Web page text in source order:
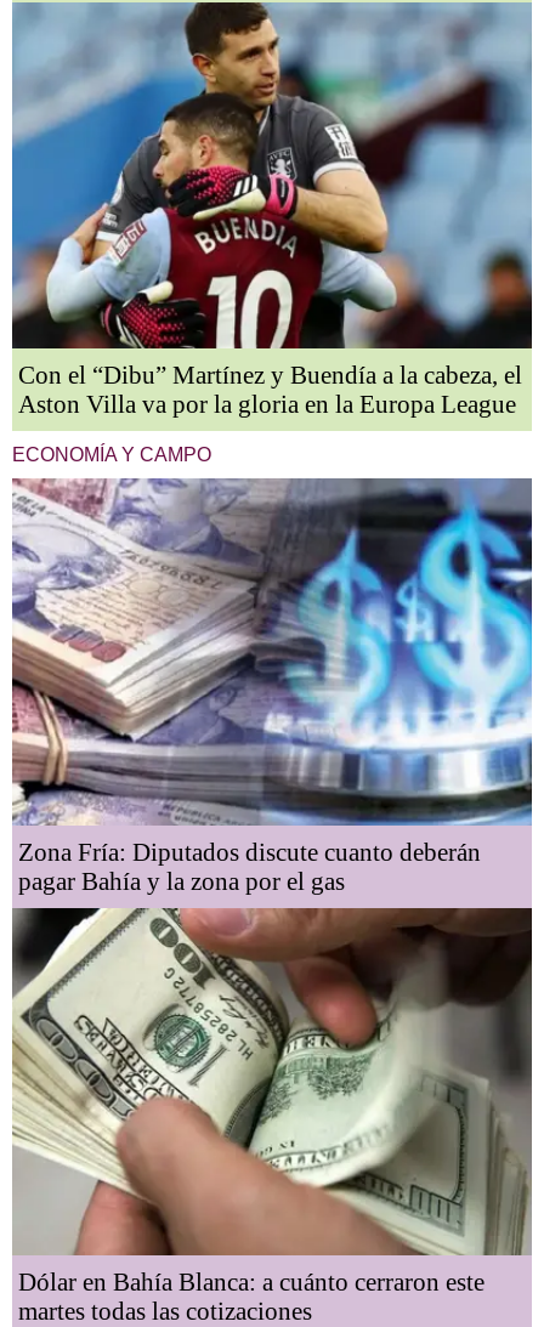
Con el “Dibu” Martínez y Buendía a la cabeza, el
Aston Villa va por la gloria en la Europa League
ECONOMÍA Y CAMPO
Zona Fría: Diputados discute cuanto deberán
pagar Bahía y la zona por el gas
Dólar en Bahía Blanca: a cuánto cerraron este
martes todas las cotizaciones